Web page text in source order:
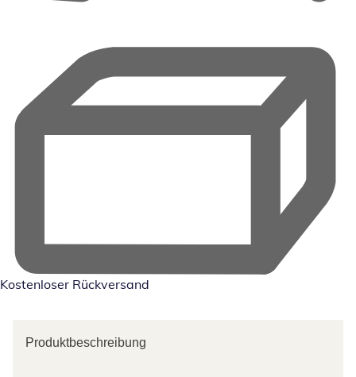
Kostenloser Rückversand
Produktbeschreibung